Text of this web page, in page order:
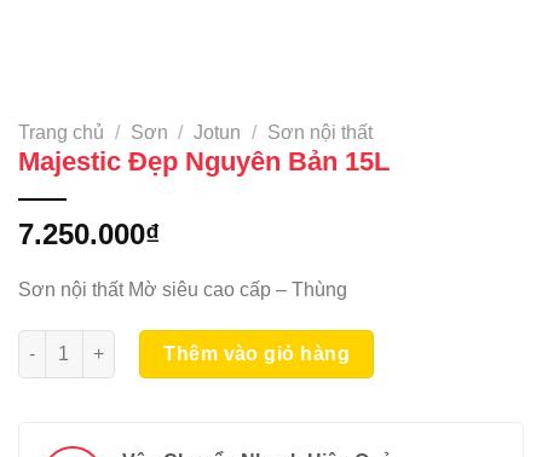
Trang chủ / Sơn / Jotun / Sơn nội thất
Majestic Đẹp Nguyên Bản 15L
7.250.000₫
Sơn nội thất Mờ siêu cao cấp – Thùng
Majestic Đẹp Nguyên Bản 15L số lượng
Thêm vào giỏ hàng